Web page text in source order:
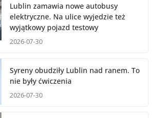
Lublin zamawia nowe autobusy
elektryczne. Na ulice wyjedzie też
wyjątkowy pojazd testowy
2026-07-30
Syreny obudziły Lublin nad ranem. To
nie były ćwiczenia
2026-07-30